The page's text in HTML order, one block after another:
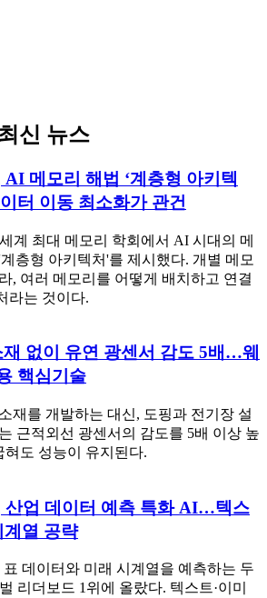
신 뉴스
메모리 해법 ‘계층형 아키텍
터 이동 최소화가 관건
계 최대 메모리 학회에서 AI 시대의 메
층형 아키텍처'를 제시했다. 개별 메모
, 여러 메모리를 어떻게 배치하고 연결
라는 것이다.
없이 유연 광센서 감도 5배…웨
핵심기술
재를 개발하는 대신, 도핑과 전기장 설
근적외선 광센서의 감도를 5배 이상 높
혀도 성능이 유지된다.
산업 데이터 예측 특화 AI…텍스
계열 공략
데이터와 미래 시계열을 예측하는 두
리더보드 1위에 올랐다. 텍스트·이미